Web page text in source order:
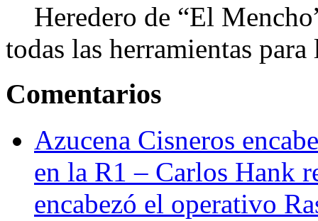
Heredero de “El
todas las herramientas
Comentarios
Azucena Cisneros
en la R1 – Carlos Hank
encabezó el operativo